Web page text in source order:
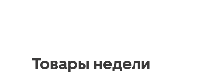
Товары недели